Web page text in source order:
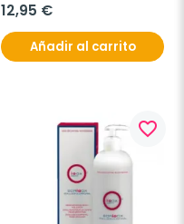
12,95 €
Añadir al carrito
favorite_border